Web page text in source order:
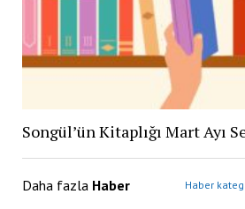
Songül’ün Kitaplığı Mart Ayı
Daha fazla Haber Haber